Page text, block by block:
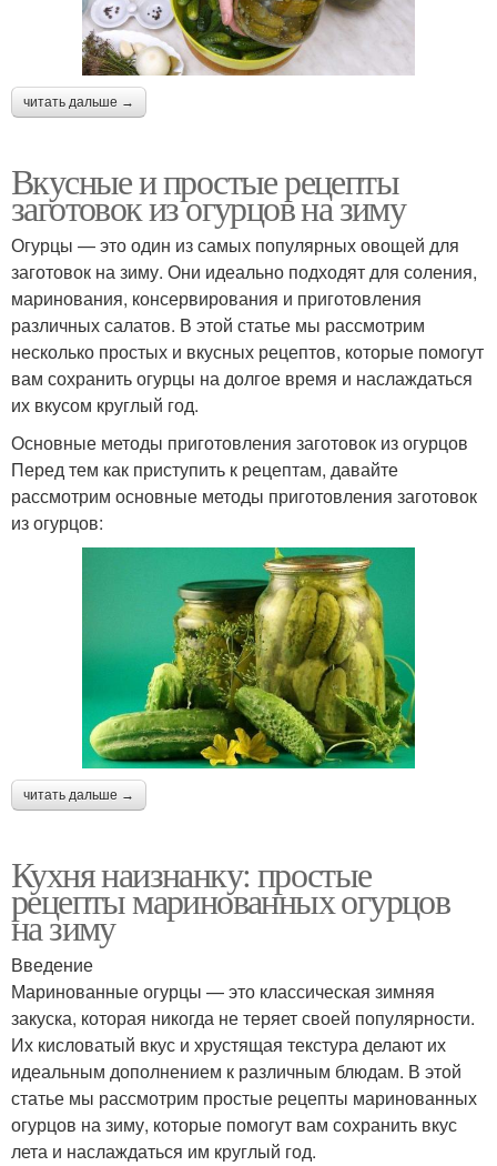
читать дальше →
Вкусные и простые рецепты
заготовок из огурцов на зиму
Огурцы — это один из самых популярных овощей для
заготовок на зиму. Они идеально подходят для соления,
маринования, консервирования и приготовления
различных салатов. В этой статье мы рассмотрим
несколько простых и вкусных рецептов, которые помогут
вам сохранить огурцы на долгое время и наслаждаться
их вкусом круглый год.
Основные методы приготовления заготовок из огурцов
Перед тем как приступить к рецептам, давайте
рассмотрим основные методы приготовления заготовок
из огурцов:
читать дальше →
Кухня наизнанку: простые
рецепты маринованных огурцов
на зиму
Введение
Маринованные огурцы — это классическая зимняя
закуска, которая никогда не теряет своей популярности.
Их кисловатый вкус и хрустящая текстура делают их
идеальным дополнением к различным блюдам. В этой
статье мы рассмотрим простые рецепты маринованных
огурцов на зиму, которые помогут вам сохранить вкус
лета и наслаждаться им круглый год.